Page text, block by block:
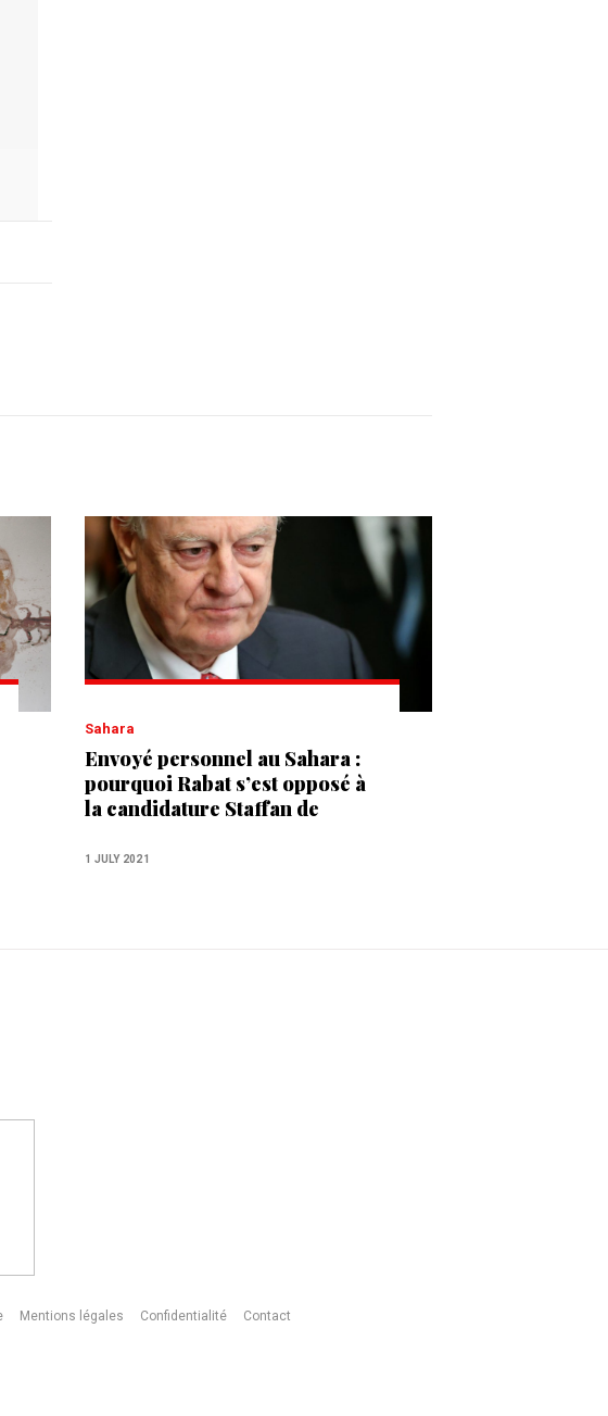
Sahara
Envoyé personnel au Sahara :
pourquoi Rabat s’est opposé à
la candidature Staffan de
1 JULY 2021
Mentions légales Confidentialité Contact